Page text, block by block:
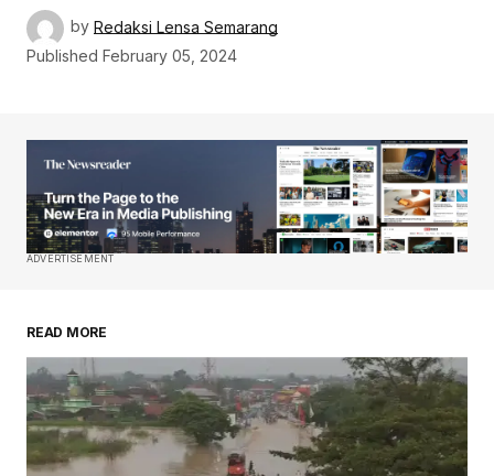
by Redaksi Lensa Semarang
Published February 05, 2024
ADVERTISEMENT
READ MORE